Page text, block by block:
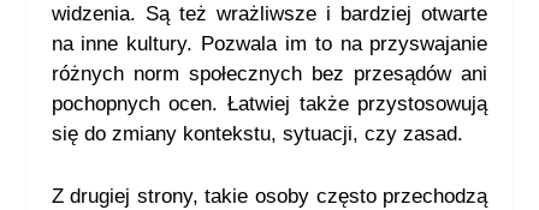
widzenia. Są też wrażliwsze i bardziej otwarte
na inne kultury. Pozwala im to na przyswajanie
różnych norm społecznych bez przesądów ani
pochopnych ocen. Łatwiej także przystosowują
się do zmiany kontekstu, sytuacji, czy zasad.
Z drugiej strony, takie osoby często przechodzą